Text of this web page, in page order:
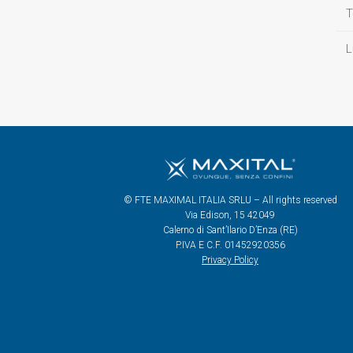
© FTE MAXIMAL ITALIA SRLU – All rights reserved
Via Edison, 15 42049
Calerno di Sant’Ilario D’Enza (RE)
P.IVA E C.F. 01452920356
Privacy Policy